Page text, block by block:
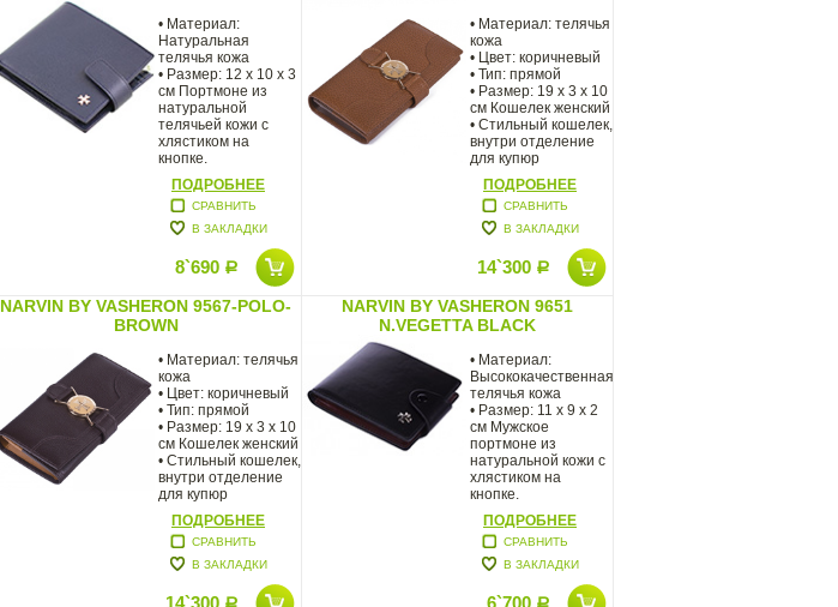
• Материал:
Натуральная
телячья кожа
• Размер: 12 х 10 х 3
см Портмоне из
натуральной
телячьей кожи с
хлястиком на
кнопке.
ПОДРОБНЕЕ
СРАВНИТЬ
В ЗАКЛАДКИ
8`690 Р
• Материал: телячья
кожа
• Цвет: коричневый
• Тип: прямой
• Размер: 19 x 3 x 10
см Кошелек женский
• Стильный кошелек,
внутри отделение
для купюр
ПОДРОБНЕЕ
СРАВНИТЬ
В ЗАКЛАДКИ
14`300 Р
NARVIN BY VASHERON 9567-POLO-
BROWN
• Материал: телячья
кожа
• Цвет: коричневый
• Тип: прямой
• Размер: 19 x 3 x 10
см Кошелек женский
• Стильный кошелек,
внутри отделение
для купюр
ПОДРОБНЕЕ
СРАВНИТЬ
В ЗАКЛАДКИ
14`300 Р
NARVIN BY VASHERON 9651
N.VEGETTA BLACK
• Материал:
Высококачественная
телячья кожа
• Размер: 11 х 9 х 2
см Мужское
портмоне из
натуральной кожи с
хлястиком на
кнопке.
ПОДРОБНЕЕ
СРАВНИТЬ
В ЗАКЛАДКИ
6`700 Р